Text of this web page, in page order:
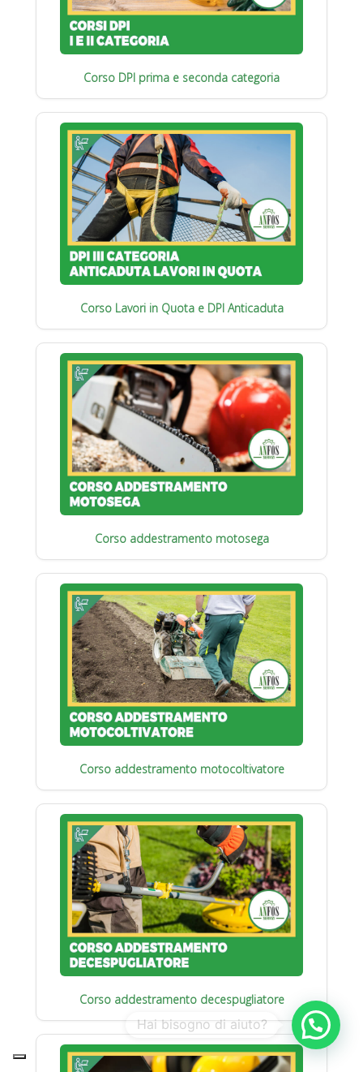
Corso DPI prima e seconda categoria
Corso Lavori in Quota e DPI Anticaduta
Corso addestramento motosega
Corso addestramento motocoltivatore
Corso addestramento decespugliatore